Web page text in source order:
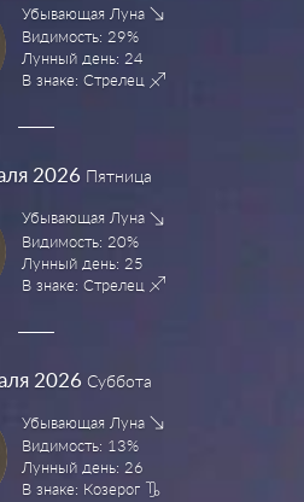
Убывающая Луна
Видимость: 29%
Лунный день: 24
В знаке: Стрелец
2026 Пятница
Убывающая Луна
Видимость: 20%
Лунный день: 25
В знаке: Стрелец
2026 Суббота
Убывающая Луна
Видимость: 13%
Лунный день: 26
В знаке: Козерог